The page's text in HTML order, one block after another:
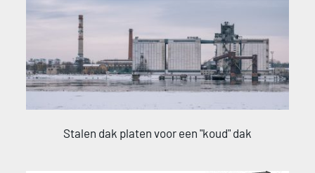
Stalen dak platen voor een "koud" dak